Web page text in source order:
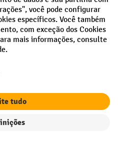
Aviso Legal
de envio
os stocks. O desconto não se